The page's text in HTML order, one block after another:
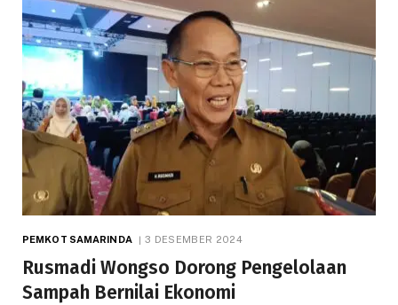
PEMKOT SAMARINDA 3 DESEMBER 2024
Rusmadi Wongso Dorong Pengelolaan
Sampah Bernilai Ekonomi